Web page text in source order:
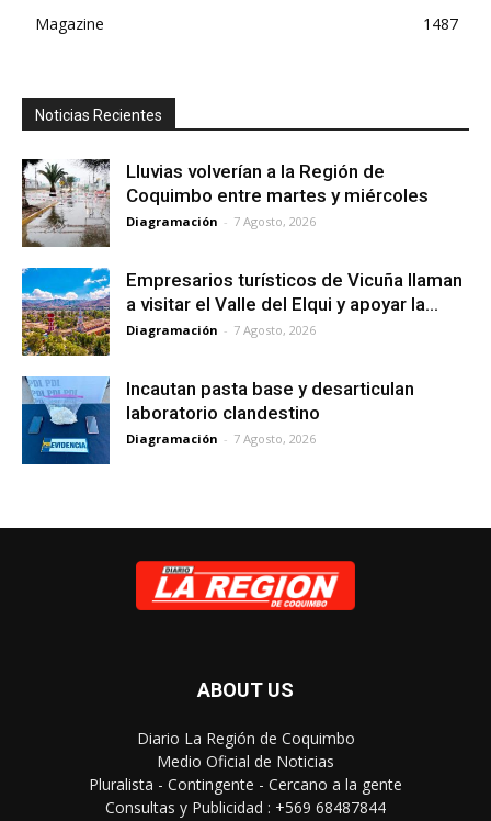
Magazine
1487
Noticias Recientes
Lluvias volverían a la Región de
Coquimbo entre martes y miércoles
Diagramación - 7 Agosto, 2026
Empresarios turísticos de Vicuña llaman
a visitar el Valle del Elqui y apoyar la...
Diagramación - 7 Agosto, 2026
Incautan pasta base y desarticulan
laboratorio clandestino
Diagramación - 7 Agosto, 2026
ABOUT US
Diario La Región de Coquimbo
Medio Oficial de Noticias
Pluralista - Contingente - Cercano a la gente
Consultas y Publicidad : +569 68487844